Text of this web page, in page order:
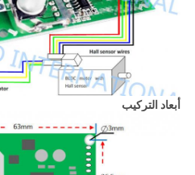
أبعاد التركيب